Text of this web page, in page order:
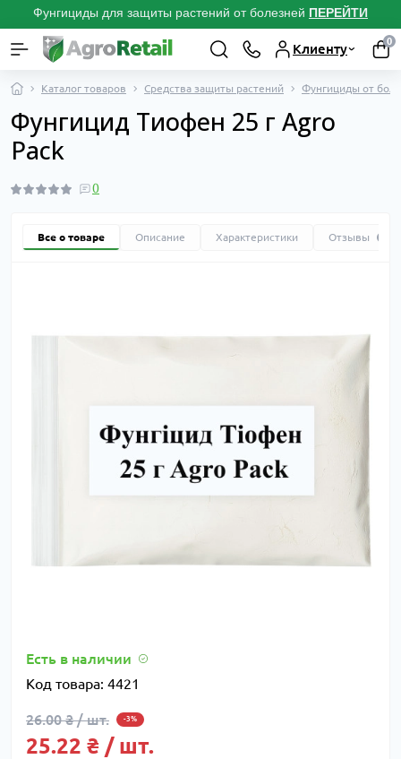
Фунгициды для защиты растений от болезней ПЕРЕЙТИ
Клиенту
0
Каталог товаров Средства защиты растений Фунгициды от
Фунгицид Тиофен 25 г Agro
Pack
0
Все о товаре Описание Характеристики Отзывы
Есть в наличии
Код товара: 4421
26.00 ₴ / шт. -3%
25.22 ₴ / шт.